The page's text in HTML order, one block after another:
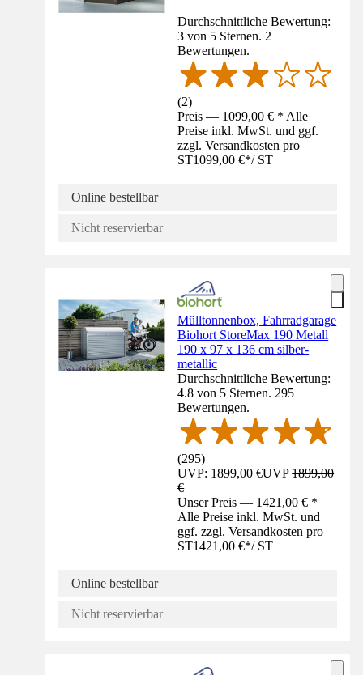
Durchschnittliche Bewertung:
3 von 5 Sternen. 2
Bewertungen.
(2)
Preis — 1099,00 € * Alle
Preise inkl. MwSt. und ggf.
zzgl. Versandkosten pro
ST1099,00 €*/ ST
Online bestellbar
Nicht reservierbar
Mülltonnenbox, Fahrradgarage
Biohort StoreMax 190 Metall
190 x 97 x 136 cm silber-
metallic
Durchschnittliche Bewertung:
4.8 von 5 Sternen. 295
Bewertungen.
(295)
UVP: 1899,00 €UVP1899,00
€
Unser Preis — 1421,00 € *
Alle Preise inkl. MwSt. und
ggf. zzgl. Versandkosten pro
ST1421,00 €*/ ST
Online bestellbar
Nicht reservierbar